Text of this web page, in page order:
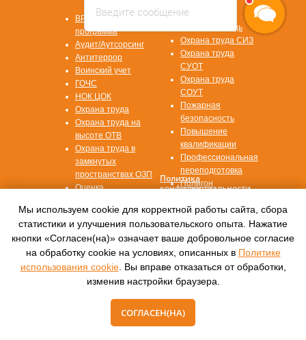
© 2016—2022, Автономная некоммерческая
организация
дополнительного профессионального
образования
«Международный центр обучения «СПЕКТР»
Согласие на
обработку данных
Политика
конфиденциальности
ВРМ СОТ
программа
Аудит/Аутсорсинг
Антитеррор
Воинский учет
ГОЧС
НОК ЦОК
Охрана труда
Охрана труда на
высоте ОТВ
Охрана труда в
замкнутых
пространствах ОЗП
Оценка
рисков ОПР
Охрана труда
Первая помощь
Охрана труда СИЗ
Охрана труда
СУОТ
Охрана труда
СОУТ
Пожарная
безопасность
Повышение
квалификации
Профессиональная
переподготовка
Полигон
Мы используем cookie для корректной работы сайта, сбора
статистики и улучшения пользовательского опыта. Нажатие
кнопки «Согласен(на)» означает ваше добровольное согласие
на обработку cookie на условиях, описанных в Политике
использования cookie. Вы вправе отказаться от обработки,
изменив настройки браузера.
СОГЛАСЕН(НА)
Made on Tilda
Введите сообщение